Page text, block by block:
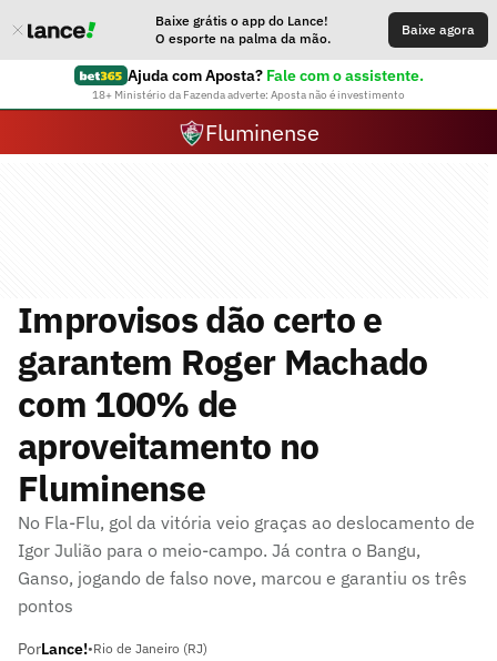
Baixe grátis o app do Lance!
O esporte na palma da mão.
Baixe agora
Ajuda com Aposta? Fale com o assistente.
18+ Ministério da Fazenda adverte: Aposta não é investimento
Fluminense
Improvisos dão certo e
garantem Roger Machado
com 100% de
aproveitamento no
Fluminense
No Fla-Flu, gol da vitória veio graças ao deslocamento de
Igor Julião para o meio-campo. Já contra o Bangu,
Ganso, jogando de falso nove, marcou e garantiu os três
pontos
PorLance!•Rio de Janeiro (RJ)